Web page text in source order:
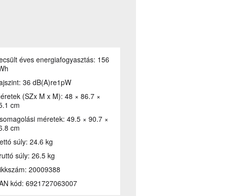
éves energiafogyasztás: 156
36 dB(A)re1pW
(SZx M x M): 48 × 86.7 ×
cm
méretek: 49.5 × 90.7 ×
cm
súly: 24.6 kg
súly: 26.5 kg
20009388
kód: 6921727063007